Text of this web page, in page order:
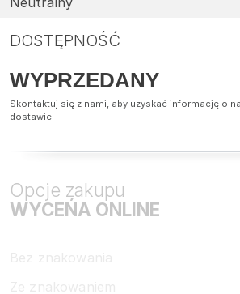
DOSTĘPNOŚĆ
WYPRZEDANY
Skontaktuj się z nami, aby uzyskać informację o
dostawie.
Opcje zakupu
WYCEŃA ONLINE